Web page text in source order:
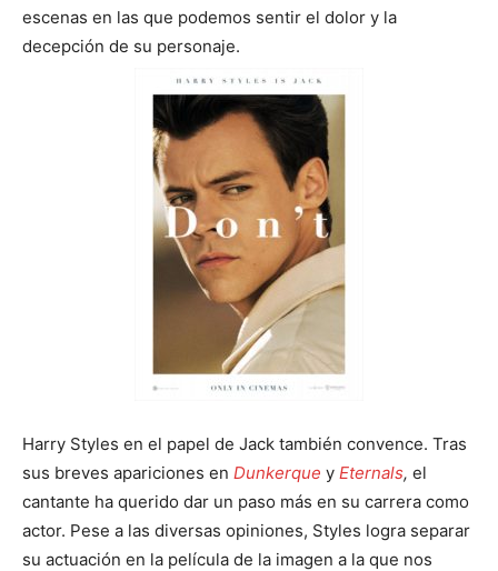
escenas en las que podemos sentir el dolor y la
decepción de su personaje.
Harry Styles en el papel de Jack también convence. Tras
sus breves apariciones en Dunkerque y Eternals, el
cantante ha querido dar un paso más en su carrera como
actor. Pese a las diversas opiniones, Styles logra separar
su actuación en la película de la imagen a la que nos